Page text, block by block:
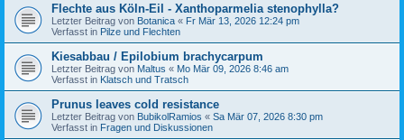
Flechte aus Köln-Eil - Xanthoparmelia stenophylla?
Letzter Beitrag von Botanica « Fr Mär 13, 2026 12:24 pm
Verfasst in Pilze und Flechten
Kiesabbau / Epilobium brachycarpum
Letzter Beitrag von Maltus « Mo Mär 09, 2026 8:46 am
Verfasst in Klatsch und Tratsch
Prunus leaves cold resistance
Letzter Beitrag von BubikolRamios « Sa Mär 07, 2026 8:30 pm
Verfasst in Fragen und Diskussionen